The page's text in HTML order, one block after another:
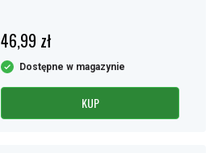
46,99 zł
Dostępne w magazynie
KUP